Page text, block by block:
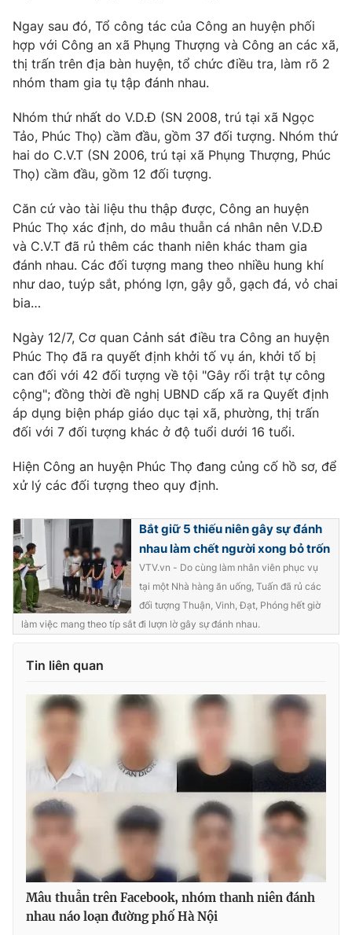
Chất lượng cuộc sống
Tuyển sinh
Học trực tuyến
Công nghệ
Hitech Công nghệ tương lai
Thị trường
Tư vấn
Giao lưu trực tuyến
Lịch phát sóng
Chuyên mục khác
Emagazine Podcast
Photo Infographic
Video
VTV Money VTV Thể thao
VTV Sức khoẻ Bất động sản
Thị trường 24h Tấm lòng Việt
VTV4 Vươn mình bằng AI
VTV9 VTV8
Liên hệ tòa soạn English
THỜI BÁO VTV
Theo dõi báo trên
Cơ quan chủ quản:
Đài Truyền hình Việt Nam
Cơ quan báo chí:
Thời báo VTV
Giấy phép hoạt động báo in và báo điện tử số 483/GP-BTTTT
cấp ngày 29/12/2023
Tổng Biên tập:
Vũ Thanh Thủy
Phó Tổng Biên tập:Nguyễn Thị Mỹ Hạnh, Phạm Quốc Thắng,
Nguyễn Trọng Ninh
Tổng đài VTV:024.38 355 931 - 024.38 355 932
Ngay sau đó, Tổ công tác của Công an huyện phối
hợp với Công an xã Phụng Thượng và Công an các xã,
thị trấn trên địa bàn huyện, tổ chức điều tra, làm rõ 2
nhóm tham gia tụ tập đánh nhau.
Nhóm thứ nhất do V.D.Đ (SN 2008, trú tại xã Ngọc
Tảo, Phúc Thọ) cầm đầu, gồm 37 đối tượng. Nhóm thứ
hai do C.V.T (SN 2006, trú tại xã Phụng Thượng, Phúc
Thọ) cầm đầu, gồm 12 đối tượng.
Căn cứ vào tài liệu thu thập được, Công an huyện
Phúc Thọ xác định, do mâu thuẫn cá nhân nên V.D.Đ
và C.V.T đã rủ thêm các thanh niên khác tham gia
đánh nhau. Các đối tượng mang theo nhiều hung khí
như dao, tuýp sắt, phóng lợn, gậy gỗ, gạch đá, vỏ chai
bia…
Ngày 12/7, Cơ quan Cảnh sát điều tra Công an huyện
Phúc Thọ đã ra quyết định khởi tố vụ án, khởi tố bị
can đối với 42 đối tượng về tội "Gây rối trật tự công
cộng"; đồng thời đề nghị UBND cấp xã ra Quyết định
áp dụng biện pháp giáo dục tại xã, phường, thị trấn
đối với 7 đối tượng khác ở độ tuổi dưới 16 tuổi.
Hiện Công an huyện Phúc Thọ đang củng cố hồ sơ, để
xử lý các đối tượng theo quy định.
Bắt giữ 5 thiếu niên gây sự đánh
nhau làm chết người xong bỏ trốn
VTV.vn - Do cùng làm nhân viên phục vụ
tại một Nhà hàng ăn uống, Tuấn đã rủ các
đối tượng Thuận, Vinh, Đạt, Phóng hết giờ
làm việc mang theo típ sắt đi lượn lờ gây sự đánh nhau.
Tin liên quan
Mâu thuẫn trên Facebook, nhóm thanh niên đánh
nhau náo loạn đường phố Hà Nội